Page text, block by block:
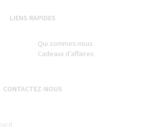
LIENS RAPIDES
Qui sommes-nous
Cadeaux d'affaires
CONTACTEZ-NOUS